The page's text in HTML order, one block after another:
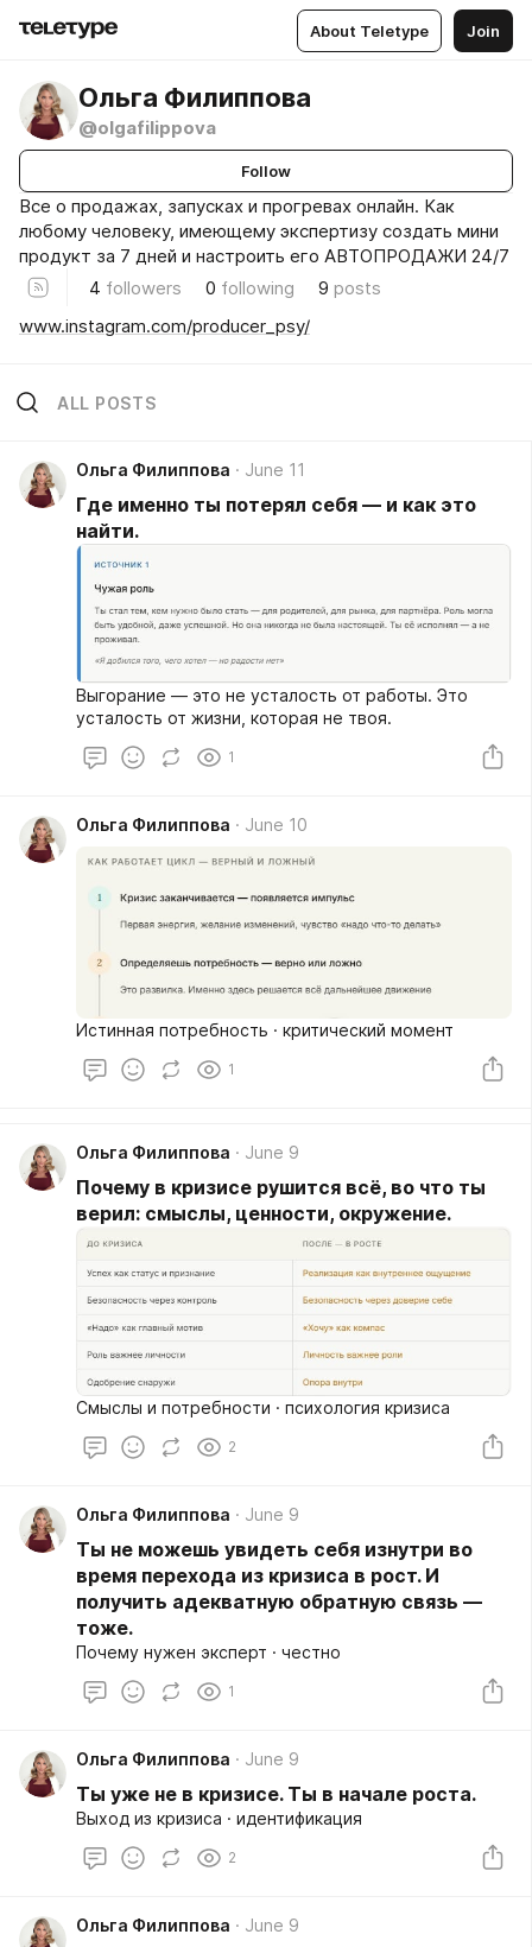
About Teletype Join
Ольга Филиппова
@olgafilippova
Follow
Все о продажах, запусках и прогревах онлайн. Как
любому человеку, имеющему экспертизу создать мини
продукт за 7 дней и настроить его АВТОПРОДАЖИ 24/7
4 followers 0 following 9 posts
www.instagram.com/producer_psy/
ALL POSTS
Ольга Филиппова June 11
Где именно ты потерял себя — и как это
найти.
Выгорание — это не усталость от работы. Это
усталость от жизни, которая не твоя.
1
Ольга Филиппова June 10
Истинная потребность · критический момент
1
Ольга Филиппова June 9
Почему в кризисе рушится всё, во что ты
верил: смыслы, ценности, окружение.
Смыслы и потребности · психология кризиса
2
Ольга Филиппова June 9
Ты не можешь увидеть себя изнутри во
время перехода из кризиса в рост. И
получить адекватную обратную связь —
тоже.
Почему нужен эксперт · честно
1
Ольга Филиппова June 9
Ты уже не в кризисе. Ты в начале роста.
Выход из кризиса · идентификация
2
Ольга Филиппова June 9